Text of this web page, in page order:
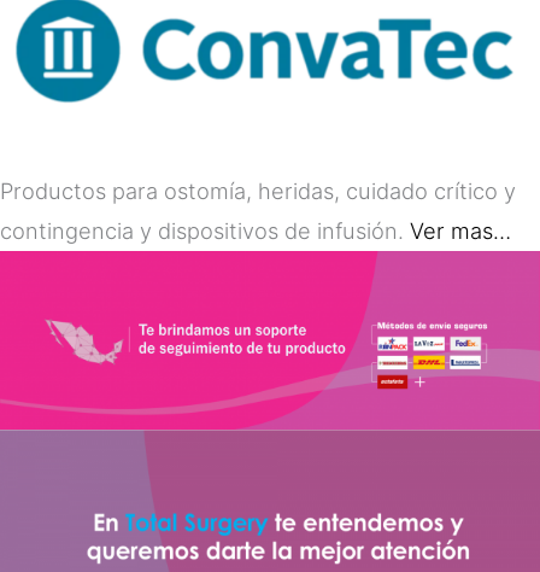
Productos para ostomía, heridas, cuidado crítico y
contingencia y dispositivos de infusión. Ver mas…